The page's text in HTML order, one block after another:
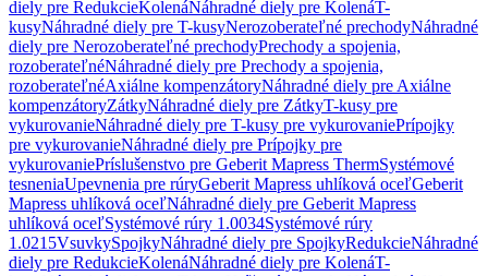
diely pre RedukcieKolenáNáhradné diely pre KolenáT-
kusyNáhradné diely pre T-kusyNerozoberateľné prechodyNáhradné
diely pre Nerozoberateľné prechodyPrechody a spojenia,
rozoberateľnéNáhradné diely pre Prechody a spojenia,
rozoberateľnéAxiálne kompenzátoryNáhradné diely pre Axiálne
kompenzátoryZátkyNáhradné diely pre ZátkyT-kusy pre
vykurovanieNáhradné diely pre T-kusy pre vykurovaniePrípojky
pre vykurovanieNáhradné diely pre Prípojky pre
vykurovaniePríslušenstvo pre Geberit Mapress ThermSystémové
tesneniaUpevnenia pre rúryGeberit Mapress uhlíková oceľGeberit
Mapress uhlíková oceľNáhradné diely pre Geberit Mapress
uhlíková oceľSystémové rúry 1.0034Systémové rúry
1.0215VsuvkySpojkyNáhradné diely pre SpojkyRedukcieNáhradné
diely pre RedukcieKolenáNáhradné diely pre KolenáT-